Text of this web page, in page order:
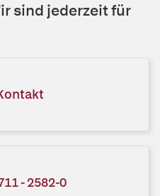
sind jederzeit für
- 2582-0